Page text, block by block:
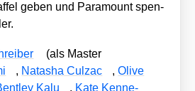
geben und Para­mount spen­
(als Mas­ter
, Nata­sha Cul­zac ,Oli­ve
Kalu , Kate Ken­ne­